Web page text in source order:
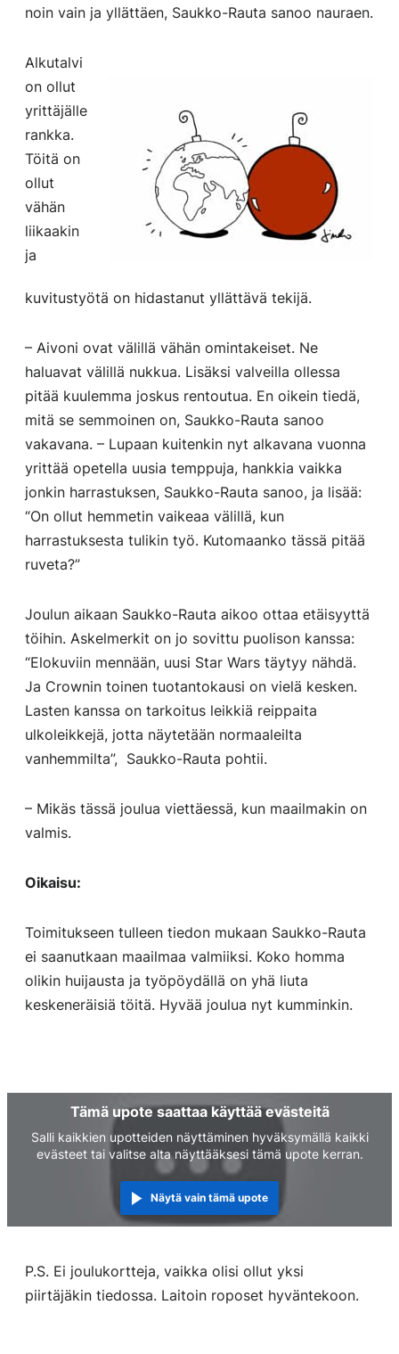
noin vain ja yllättäen, Saukko-Rauta sanoo nauraen.
Alkutalvi
on ollut
yrittäjälle
rankka.
Töitä on
ollut
vähän
liikaakin
ja
kuvitustyötä on hidastanut yllättävä tekijä.
– Aivoni ovat välillä vähän omintakeiset. Ne
haluavat välillä nukkua. Lisäksi valveilla ollessa
pitää kuulemma joskus rentoutua. En oikein tiedä,
mitä se semmoinen on, Saukko-Rauta sanoo
vakavana. – Lupaan kuitenkin nyt alkavana vuonna
yrittää opetella uusia temppuja, hankkia vaikka
jonkin harrastuksen, Saukko-Rauta sanoo, ja lisää:
“On ollut hemmetin vaikeaa välillä, kun
harrastuksesta tulikin työ. Kutomaanko tässä pitää
ruveta?”
Joulun aikaan Saukko-Rauta aikoo ottaa etäisyyttä
töihin. Askelmerkit on jo sovittu puolison kanssa:
“Elokuviin mennään, uusi Star Wars täytyy nähdä.
Ja Crownin toinen tuotantokausi on vielä kesken.
Lasten kanssa on tarkoitus leikkiä reippaita
ulkoleikkejä, jotta näytetään normaaleilta
vanhemmilta”, Saukko-Rauta pohtii.
– Mikäs tässä joulua viettäessä, kun maailmakin on
valmis.
Oikaisu:
Toimitukseen tulleen tiedon mukaan Saukko-Rauta
ei saanutkaan maailmaa valmiiksi. Koko homma
olikin huijausta ja työpöydällä on yhä liuta
keskeneräisiä töitä. Hyvää joulua nyt kumminkin.
Tämä upote saattaa käyttää evästeitä
Salli kaikkien upotteiden näyttäminen hyväksymällä kaikki
evästeet tai valitse alta näyttääksesi tämä upote kerran.
Näytä vain tämä upote
P.S. Ei joulukortteja, vaikka olisi ollut yksi
piirtäjäkin tiedossa. Laitoin roposet hyväntekoon.